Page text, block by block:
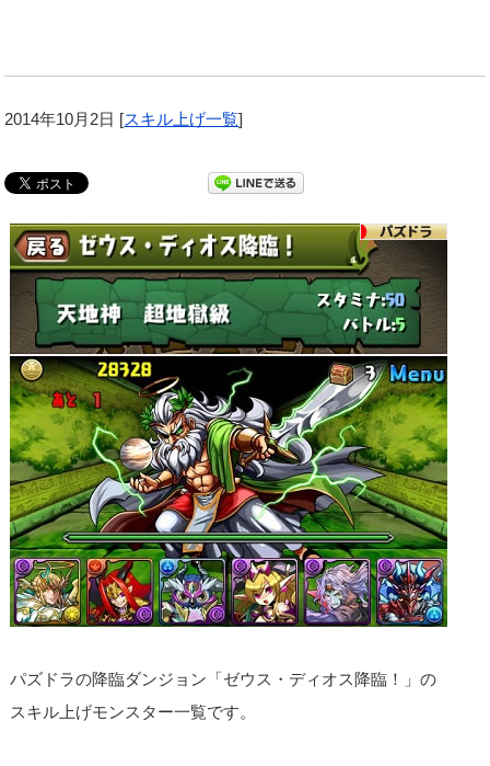
2014年10月2日 [スキル上げ一覧]
パズドラの降臨ダンジョン「ゼウス・ディオス降臨！」の
スキル上げモンスター一覧です。